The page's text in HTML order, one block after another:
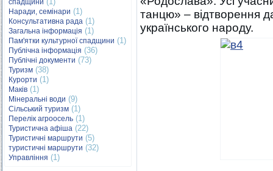
спадщини
Наради, семінари (1)
Консультативна рада (1)
Загальна інформація (1)
Пам'ятки культурної спадщини (1)
Публічна інформація (36)
Публічні документи (73)
Туризм (38)
Курорти (1)
Маків (1)
Мінеральні води (9)
Сільський туризм (1)
Перелік агроосель (1)
Туристична афіша (22)
Туристичні маршрути (5)
туристичні маршрути (32)
Управління (1)
танцю» – відтворення
українського народу.